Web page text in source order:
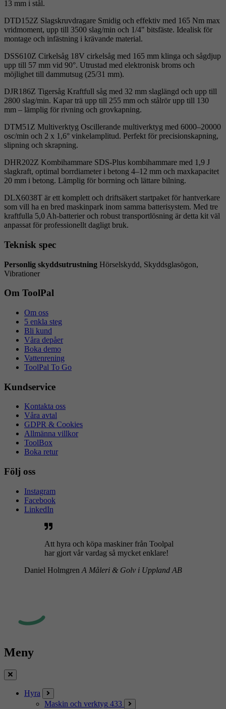
13 mm i stål.
DTD152Z Slagskruvdragare Smidig och effektiv med 165 Nm max
vridmoment, upp till 3500 slag/min och 1/4" bitsfäste. Idealisk för
montage och infästning i krävande material.
DSS610Z Cirkelsåg 18V cirkelsåg med 165 mm klinga och sågdjup
upp till 57 mm vid 90°. Utrustad med elektronisk broms och
möjlighet till dammutsug (25/31 mm).
DJR186Z Tigersåg Kraftfull såg med 32 mm slaglängd och upp till
2800 slag/min. Kapar trä upp till 255 mm och stålrör upp till 130
mm – lämplig för rivning och grovkapning.
DTM51Z Multiverktyg Oscillerande multiverktyg med 6000–20000
osc/min och 2 x 1,6° vinkelamplitud. Perfekt för precisionskapning,
slipning och skrapning.
DHR202Z Kombihammare SDS-Plus kombihammare med 1,9 J
slagkraft, optimal borrdiameter i betong 4–12 mm och maxkapacitet
20 mm i betong. Lämplig för borrning och lättare bilning.
DLX6038T är ett komplett och driftsäkert startpaket för hantverkare
som vill ha en bred maskinpark inom samma batterisystem. Med tre
kraftfulla 5,0 Ah-batterier och robust transportlösning är detta kit väl
anpassat för professionellt dagligt bruk.
Teknisk spec
Personlig skyddsutrustning Hörselskydd, Skyddsglasögon,
Vibrationer
Om ToolPal
Om oss
5 enkla steg
Bli kund
Våra depåer
Boka demo
Vattenrening
ToolPal To Go
Kundservice
Kontakta oss
Våra avtal
GDPR & Cookies
Allmänna villkor
ToolBox
Boka retur
Följ oss
Instagram
Facebook
LinkedIn
Att hyra och köpa maskiner från Toolpal
har gjort vår vardag så mycket enklare!
Daniel Holmgren A Måleri & Golv i Uppland AB
Meny
Stäng
Hyra
Maskin och verktyg 433